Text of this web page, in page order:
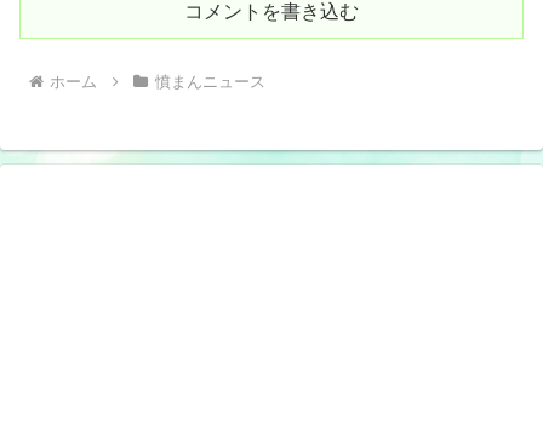
コメントを書き込む
ホーム 憤まんニュース